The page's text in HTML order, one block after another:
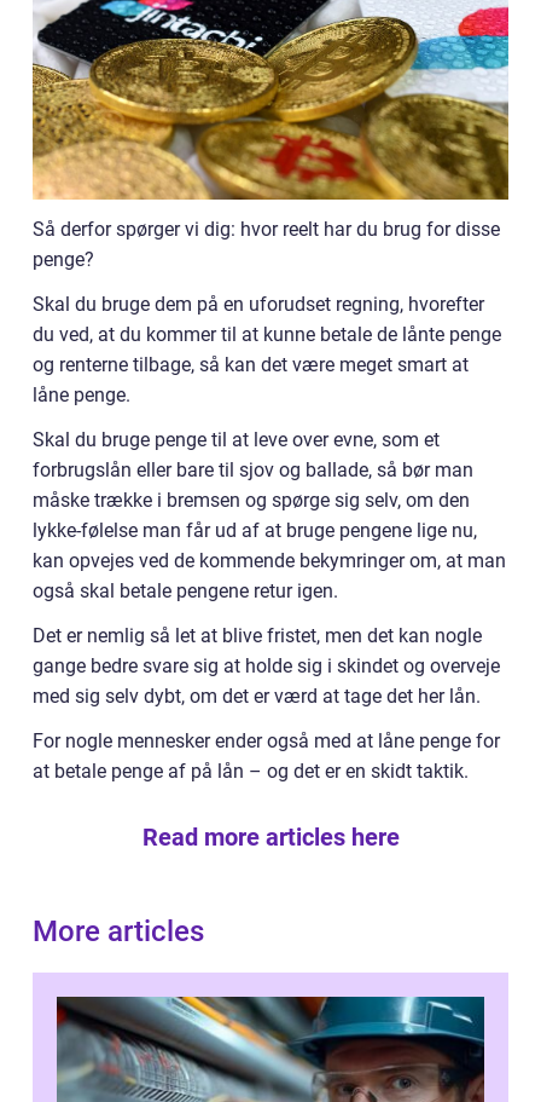
Så derfor spørger vi dig: hvor reelt har du brug for disse
penge?
Skal du bruge dem på en uforudset regning, hvorefter
du ved, at du kommer til at kunne betale de lånte penge
og renterne tilbage, så kan det være meget smart at
låne penge.
Skal du bruge penge til at leve over evne, som et
forbrugslån eller bare til sjov og ballade, så bør man
måske trække i bremsen og spørge sig selv, om den
lykke-følelse man får ud af at bruge pengene lige nu,
kan opvejes ved de kommende bekymringer om, at man
også skal betale pengene retur igen.
Det er nemlig så let at blive fristet, men det kan nogle
gange bedre svare sig at holde sig i skindet og overveje
med sig selv dybt, om det er værd at tage det her lån.
For nogle mennesker ender også med at låne penge for
at betale penge af på lån – og det er en skidt taktik.
Read more articles here
More articles